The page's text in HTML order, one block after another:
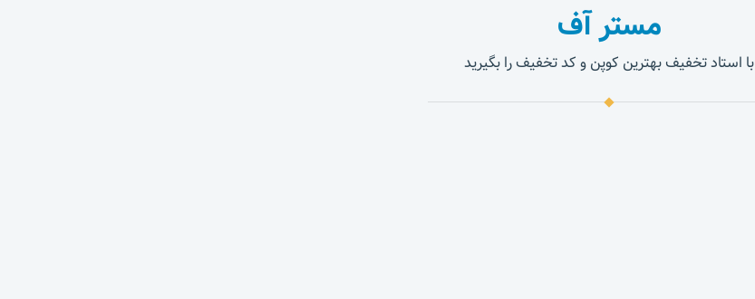
مستر آف
با استاد تخفیف بهترین کوپن و کد تخفیف را بگیرید